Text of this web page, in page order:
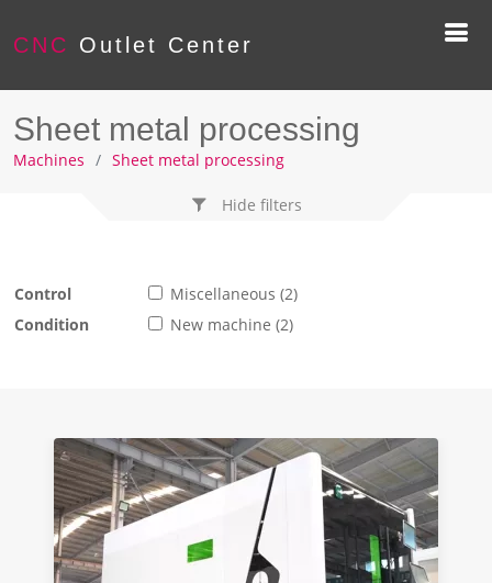
CNC Outlet Center
Sheet metal processing
Machines Sheet metal processing
Hide filters
Control
Miscellaneous (2)
Condition
New machine (2)